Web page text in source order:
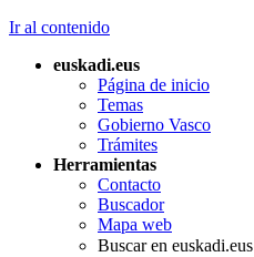
Ir al contenido
euskadi.eus
Página de inicio
Temas
Gobierno Vasco
Trámites
Herramientas
Contacto
Buscador
Mapa web
Buscar en euskadi.eus